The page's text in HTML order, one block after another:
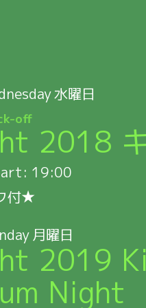
水曜日
off
2018
: 19:00
付★
月曜日
2019
Night